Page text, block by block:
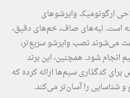
ارگونومیک وایرشوهای
است. لبه‌های صاف، خم‌های دقیق،
می‌شوند نصب وایرشو سریع‌تر،
انجام شود. همچنین، این برند
کدگذاری سیم‌ها ارائه کرده که
شناسایی را آسان‌تر می‌کند.